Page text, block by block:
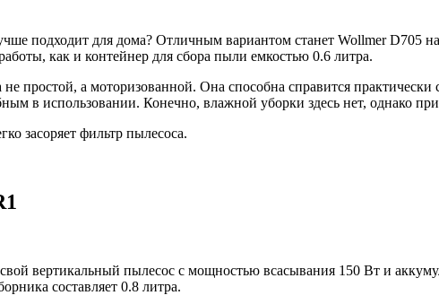
подходит для дома? Отличным вариантом станет Wollmer D705
как и контейнер для сбора пыли емкостью 0.6 литра.
не простой, а моторизованной. Она способна справится
в использовании. Конечно, влажной уборки здесь нет, однако
засоряет фильтр пылесоса.
вертикальный пылесос с мощностью всасывания 150 Вт и
составляет 0.8 литра.